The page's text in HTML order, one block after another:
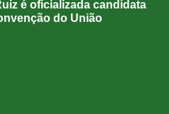
é oficializada candidata
do União